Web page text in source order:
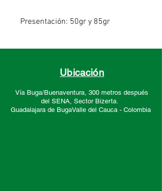
Presentación: 50gr y 85gr
Ubicación
Vía Buga/Buenaventura, 300 metros después
del SENA, Sector Bizerta.
Guadalajara de BugaValle del Cauca - Colombia